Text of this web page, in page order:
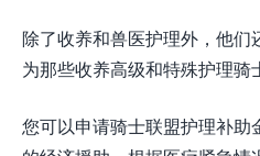
除了收养和兽医护理外，他们
为那些收养高级和特殊护理骑
您可以申请骑士联盟护理补助